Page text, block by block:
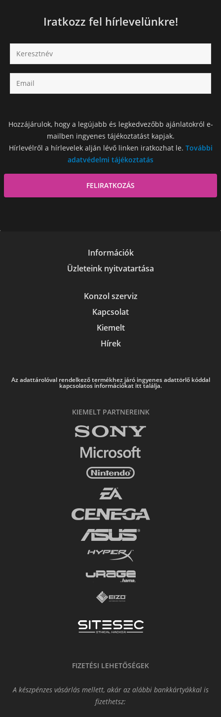
Iratkozz fel hírlevelünkre!
Hozzájárulok, hogy a legújabb és legkedvezőbb ajánlatokról e-
mailben ingyenes tájékoztatást kapjak.
Hírlevélről a hírlevelek alján lévő linken iratkozhat le. További
adatvédelmi tájékoztatás
Információk
Üzleteink nyitvatartása
Konzol szerviz
Kapcsolat
Kiemelt
Hírek
Az adattárolóval rendelkező termékhez járó ingyenes adattörlő kóddal
kapcsolatos információkat itt találja.
KIEMELT PARTNEREINK
FIZETÉSI LEHETŐSÉGEK
A készpénzes vásárlás mellett, akár az alábbi bankkártyákkal is
fizethetsz: